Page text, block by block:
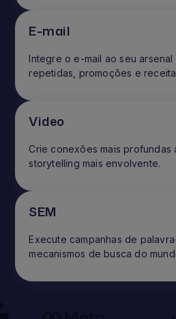
E-mail
Integre o e-mail ao seu
repetidas, promoções e
Video
Crie conexões mais profundas
storytelling mais envolvente.
SEM
Execute campanhas de
mecanismos de busca do